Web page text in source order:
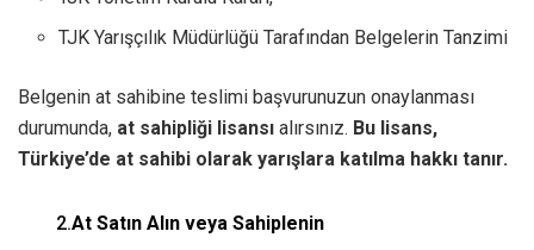
TJK Yarışçılık Müdürlüğü Tarafından Belgelerin Tanzimi
Belgenin at sahibine teslimi başvurunuzun onaylanması
durumunda, at sahipliği lisansı alırsınız. Bu lisans,
Türkiye’de at sahibi olarak yarışlara katılma hakkı tanır.
2.At Satın Alın veya Sahiplenin